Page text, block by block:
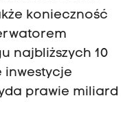
konieczność
najbliższych 10
inwestycje
prawie miliard